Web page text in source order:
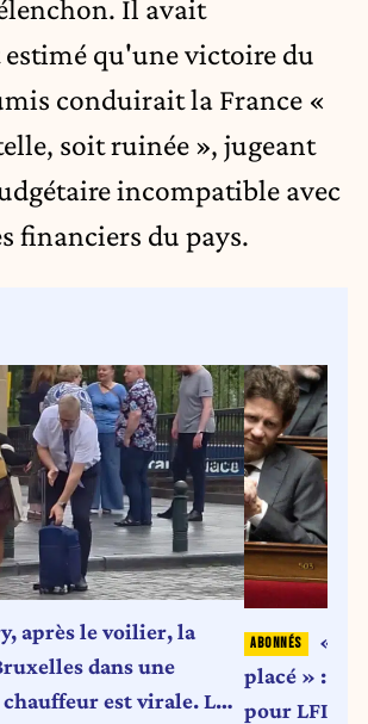
Il avait
qu'une victoire du
conduirait la France «
soit ruinée », jugeant
incompatible avec
financiers du pays.
après le voilier, la
dans une
est virale. LFI
«
placé » :
pour LFI